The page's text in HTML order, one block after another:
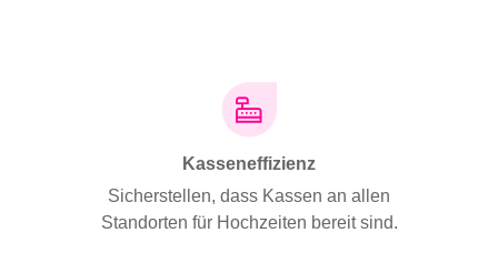
Kasseneffizienz
Sicherstellen, dass Kassen an allen
Standorten für Hochzeiten bereit sind.